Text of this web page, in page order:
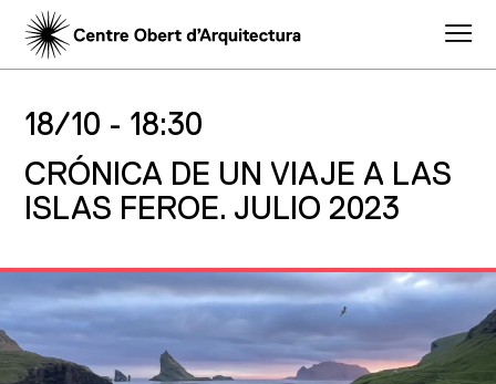
18/10 - 18:30
CRÓNICA DE UN VIAJE A LAS
ISLAS FEROE. JULIO 2023